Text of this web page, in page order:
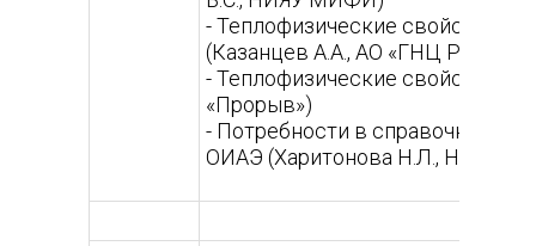
- Теплофизические свойства
(Казанцев А.А., АО «ГНЦ РФ –
- Теплофизические свойства
«Прорыв»)
- Потребности в справочных
ОИАЭ (Харитонова Н.Л., НИЯУ